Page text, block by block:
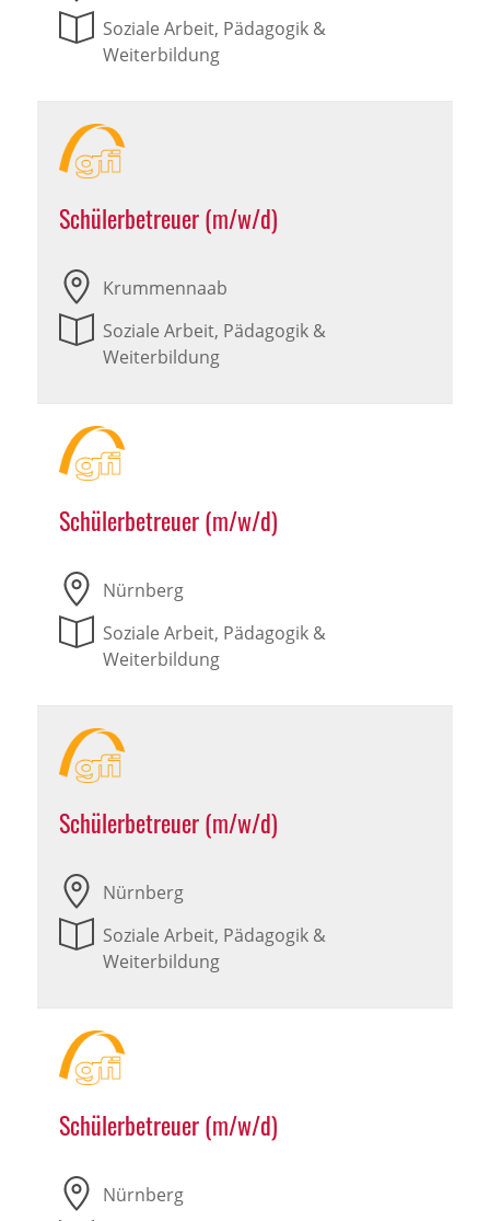
Soziale Arbeit, Pädagogik &
Weiterbildung
Schülerbetreuer (m/w/d)
Krummennaab
Soziale Arbeit, Pädagogik &
Weiterbildung
Schülerbetreuer (m/w/d)
Nürnberg
Soziale Arbeit, Pädagogik &
Weiterbildung
Schülerbetreuer (m/w/d)
Nürnberg
Soziale Arbeit, Pädagogik &
Weiterbildung
Schülerbetreuer (m/w/d)
Nürnberg